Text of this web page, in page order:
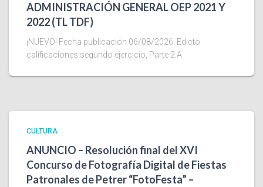
ADMINISTRACIÓN GENERAL OEP 2021 Y
2022 (TL TDF)
¡NUEVO! Fecha publicación 06/08/2026. Edicto
calificaciones segundo ejercicio, Parte 2.A.
CULTURA
ANUNCIO – Resolución final del XVI
Concurso de Fotografía Digital de Fiestas
Patronales de Petrer “FotoFesta” –